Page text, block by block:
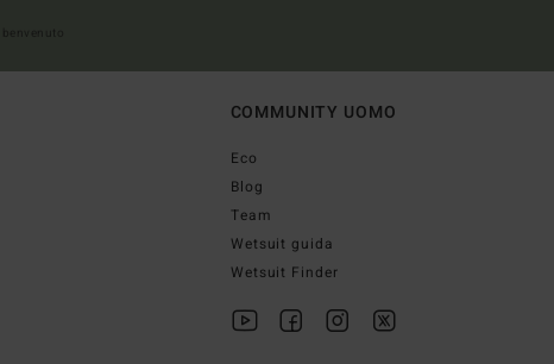
COMMUNITY UOMO
Eco
Blog
Team
Wetsuit guida
Wetsuit Finder